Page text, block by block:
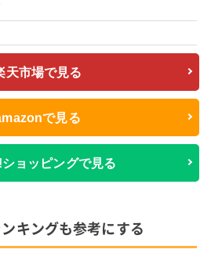
天市場で見る
で見る
ョッピングで見る
キングも参考にする